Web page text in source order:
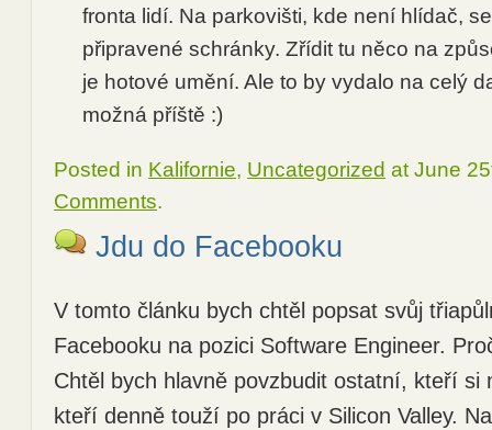
fronta lidí. Na parkovišti, kde není hlídač,
připravené schránky. Zřídit tu něco na
je hotové umění. Ale to by vydalo na celý
možná příště :)
Posted in Kalifornie, Uncategorized at June
Comments.
Jdu do Facebooku
V tomto článku bych chtěl popsat svůj
Facebooku na pozici Software Engineer.
Chtěl bych hlavně povzbudit ostatní, kteří si
kteří denně touží po práci v Silicon Valley.